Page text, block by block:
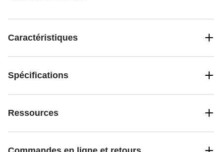
Caractéristiques
Spécifications
Ressources